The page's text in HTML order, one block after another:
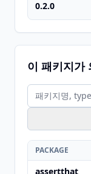
0.2.0
이 패키지가
PACKAGE
assertthat